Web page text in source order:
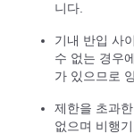
니다.
기내 반입 사
수 없는 경우
가 있으므로
제한을 초과
없으며 비행